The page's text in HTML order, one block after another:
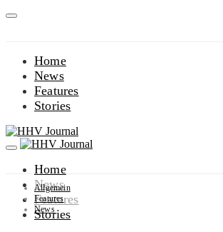
Home
News
Features
Stories
Home
News
Features
Stories
Allgemein
Features
News